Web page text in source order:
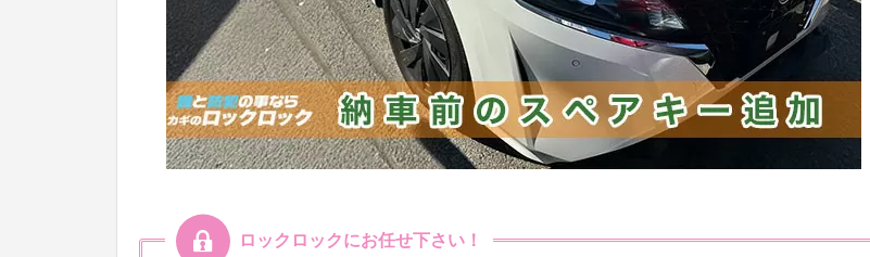
ロックロックにお任せ下さい！